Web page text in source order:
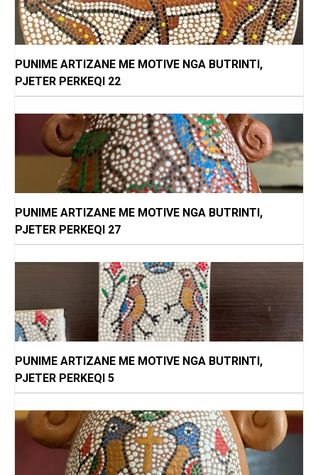
PUNIME ARTIZANE ME MOTIVE NGA BUTRINTI,
PJETER PERKEQI 22
PUNIME ARTIZANE ME MOTIVE NGA BUTRINTI,
PJETER PERKEQI 27
PUNIME ARTIZANE ME MOTIVE NGA BUTRINTI,
PJETER PERKEQI 5